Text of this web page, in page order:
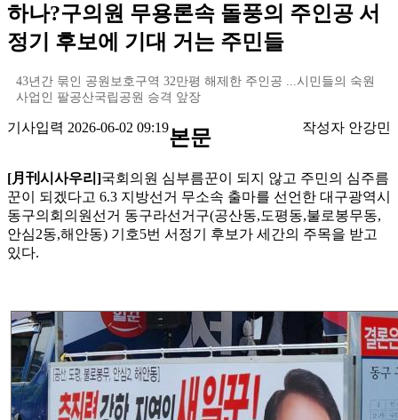
하나?구의원 무용론속 돌풍의 주인공 서
정기 후보에 기대 거는 주민들
43년간 묶인 공원보호구역 32만평 해제한 주인공 ...시민들의 숙원
사업인 팔공산국립공원 승격 앞장
기사입력 2026-06-02 09:19 작성자 안강민
본문
[月刊시사우리]국회의원 심부름꾼이 되지 않고 주민의 심주름
꾼이 되겠다고 6.3 지방선거 무소속 출마를 선언한 대구광역시
동구의회의원선거 동구라선거구(공산동,도평동,불로봉무동,
안심2동,해안동) 기호5번 서정기 후보가 세간의 주목을 받고
있다.